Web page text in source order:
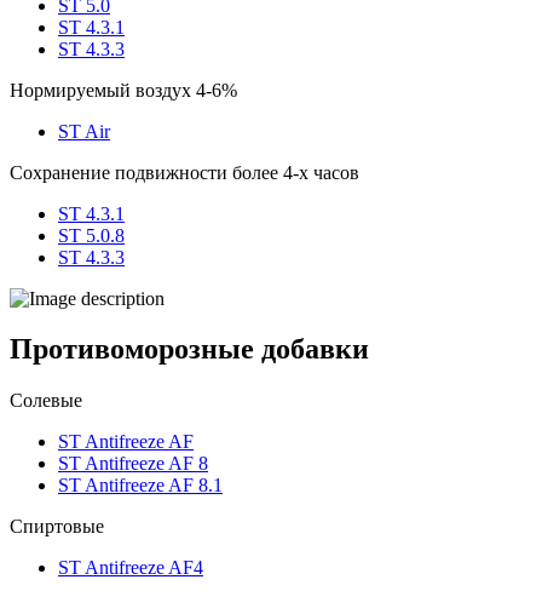
ST 5.0
ST 4.3.1
ST 4.3.3
Нормируемый воздух 4-6%
ST Air
Сохранение подвижности более 4-х часов
ST 4.3.1
ST 5.0.8
ST 4.3.3
Противоморозные добавки
Солевые
ST Antifreeze AF
ST Antifreeze AF 8
ST Antifreeze AF 8.1
Спиртовые
ST Antifreeze AF4